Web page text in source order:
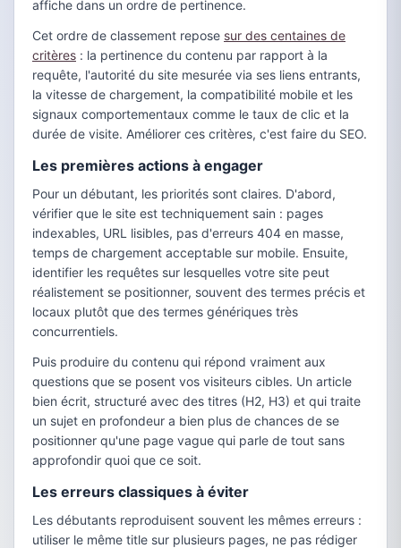
affiche dans un ordre de pertinence.
Cet ordre de classement repose sur des centaines de
critères : la pertinence du contenu par rapport à la
requête, l'autorité du site mesurée via ses liens entrants,
la vitesse de chargement, la compatibilité mobile et les
signaux comportementaux comme le taux de clic et la
durée de visite. Améliorer ces critères, c'est faire du SEO.
Les premières actions à engager
Pour un débutant, les priorités sont claires. D'abord,
vérifier que le site est techniquement sain : pages
indexables, URL lisibles, pas d'erreurs 404 en masse,
temps de chargement acceptable sur mobile. Ensuite,
identifier les requêtes sur lesquelles votre site peut
réalistement se positionner, souvent des termes précis et
locaux plutôt que des termes génériques très
concurrentiels.
Puis produire du contenu qui répond vraiment aux
questions que se posent vos visiteurs cibles. Un article
bien écrit, structuré avec des titres (H2, H3) et qui traite
un sujet en profondeur a bien plus de chances de se
positionner qu'une page vague qui parle de tout sans
approfondir quoi que ce soit.
Les erreurs classiques à éviter
Les débutants reproduisent souvent les mêmes erreurs :
utiliser le même title sur plusieurs pages, ne pas rédiger